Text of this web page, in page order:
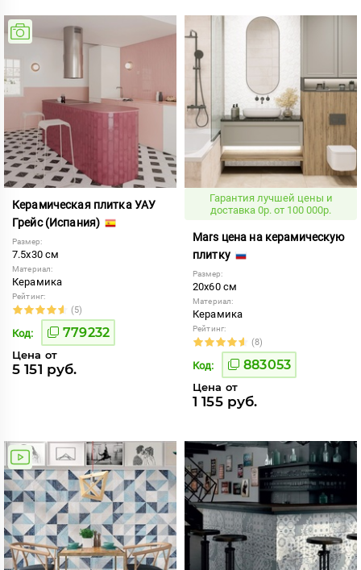
Керамическая плитка УАУ
Грейс (Испания)
Размер:
7.5x30 см
Материал:
Керамика
Рейтинг:
(5)
Код: 779232
Цена от
5 151 руб.
Гарантия лучшей цены и
доставка 0р. от 100 000р.
Mars цена на керамическую
плитку
Размер:
20x60 см
Материал:
Керамика
Рейтинг:
(8)
Код: 883053
Цена от
1 155 руб.